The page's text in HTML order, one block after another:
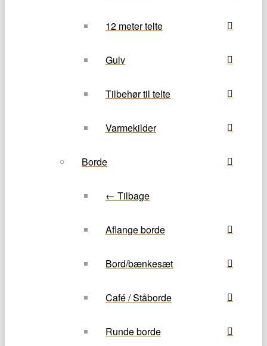
12 meter telte
Gulv
Tilbehør til telte
Varmekilder
Borde
← Tilbage
Aflange borde
Bord/bænkesæt
Café / Ståborde
Runde borde